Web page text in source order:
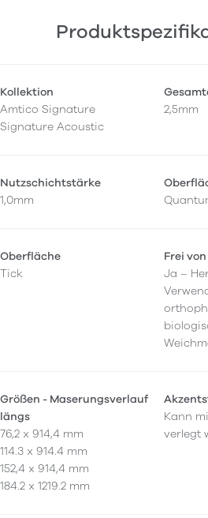
Kollektion
Amtico Signature
Signature Acoustic
2,5mm
Nutzschichtstärke
1,0mm
Oberfläche
Tick
Frei
Ja –
Größen - Maserungsverlauf
längs
76,2 x 914,4 mm
114.3 x 914.4 mm
152,4 x 914,4 mm
184.2 x 1219.2 mm
Kann
verlegt